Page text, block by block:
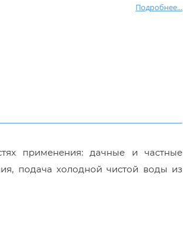
Подробнее...
применения: дачные и частные
подача холодной чистой воды из